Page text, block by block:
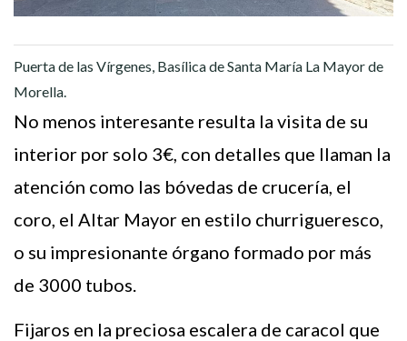
Puerta de las Vírgenes, Basílica de Santa María La Mayor de
Morella.
No menos interesante resulta la visita de su
interior por solo 3€, con detalles que llaman la
atención como las bóvedas de crucería, el
coro, el Altar Mayor en estilo churrigueresco,
o su impresionante órgano formado por más
de 3000 tubos.
Fijaros en la preciosa escalera de caracol que